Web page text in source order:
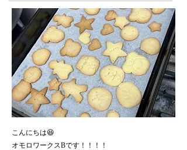
こんにちは😆
オモロワークスBです！！！！